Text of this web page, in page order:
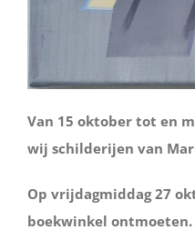
Van 15 oktober tot en
wij schilderijen van
Op vrijdagmiddag 27
boekwinkel ontmoeten.